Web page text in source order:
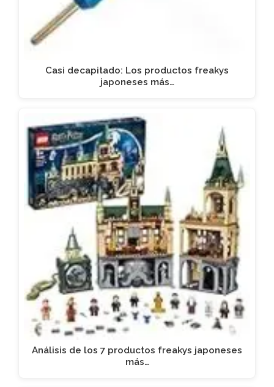
Casi decapitado: Los productos freakys
japoneses más…
Análisis de los 7 productos freakys japoneses
más…